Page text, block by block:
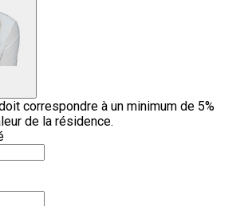
correspondre à un minimum de 5%
de la résidence.